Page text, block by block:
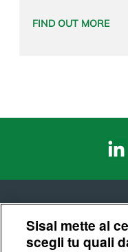
FIND OUT MORE
Sisal mette al
scegli tu quali